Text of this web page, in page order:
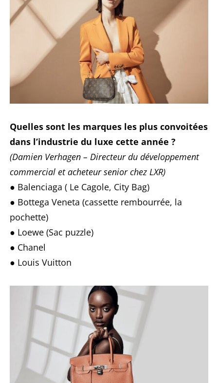
Quelles sont les marques les plus convoitées
dans l’industrie du luxe cette année ?
(Damien Verhagen – Directeur du développement
commercial et acheteur senior chez LXR)
● Balenciaga ( Le Cagole, City Bag)
● Bottega Veneta (cassette rembourrée, la
pochette)
● Loewe (Sac puzzle)
● Chanel
● Louis Vuitton